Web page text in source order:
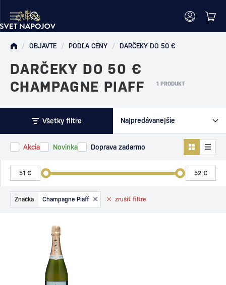
/ OBJAVTE / PODĽA CENY / DARČEKY DO 50 €
DARČEKY DO 50 €
CHAMPAGNE PIAFF
1 PRODUKT
Všetky filtre
Akcia Novinka Doprava zadarmo
zrušiť filtre
Značka Champagne Piaff